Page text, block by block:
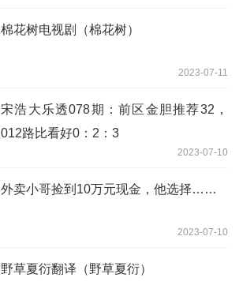
棉花树电视剧（棉花树）
2023-07-11
宋浩大乐透078期：前区金胆推荐32，
012路比看好0：2：3
2023-07-10
外卖小哥捡到10万元现金，他选择……
2023-07-10
野草夏衍翻译（野草夏衍）